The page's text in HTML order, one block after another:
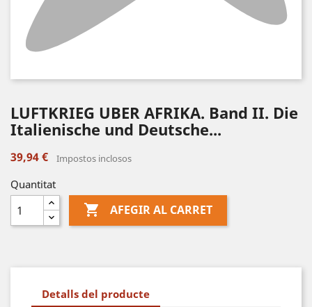
LUFTKRIEG UBER AFRIKA. Band II. Die
Italienische und Deutsche...
39,94 € Impostos inclosos
Quantitat
 AFEGIR AL CARRET
Detalls del producte